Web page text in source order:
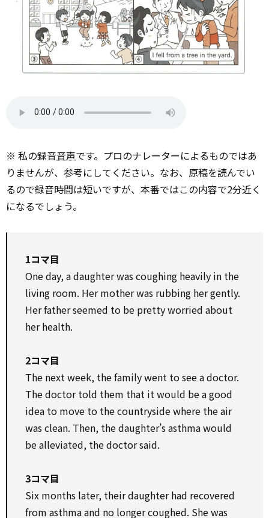
※ 私の録音音声です。プロのナレーターによるものではあ
りませんが、参考にしてください。なお、原稿を読んでい
るので録音時間は短いですが、本番ではこの内容で2分近く
になるでしょう。
1コマ目
One day, a daughter was coughing heavily in the
living room. Her mother was rubbing her gently.
Her father seemed to be pretty worried about
her health.
2コマ目
The next week, the family went to see a doctor.
The doctor told them that it would be a good
idea to move to the countryside where the air
was clean. Then, the daughter’s asthma would
be alleviated, the doctor said.
3コマ目
Six months later, their daughter had recovered
from asthma and no longer coughed. She was